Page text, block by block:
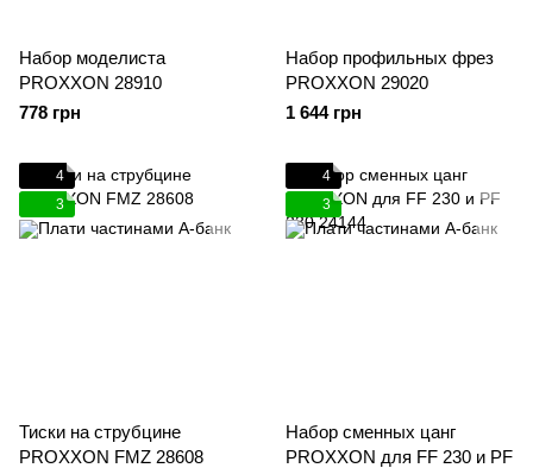
Набор моделиста
PROXXON 28910
778 грн
Набор профильных фрез
PROXXON 29020
1 644 грн
4
3
Тиски на струбцине
PROXXON FMZ 28608
4
3
Набор сменных цанг
PROXXON для FF 230 и PF